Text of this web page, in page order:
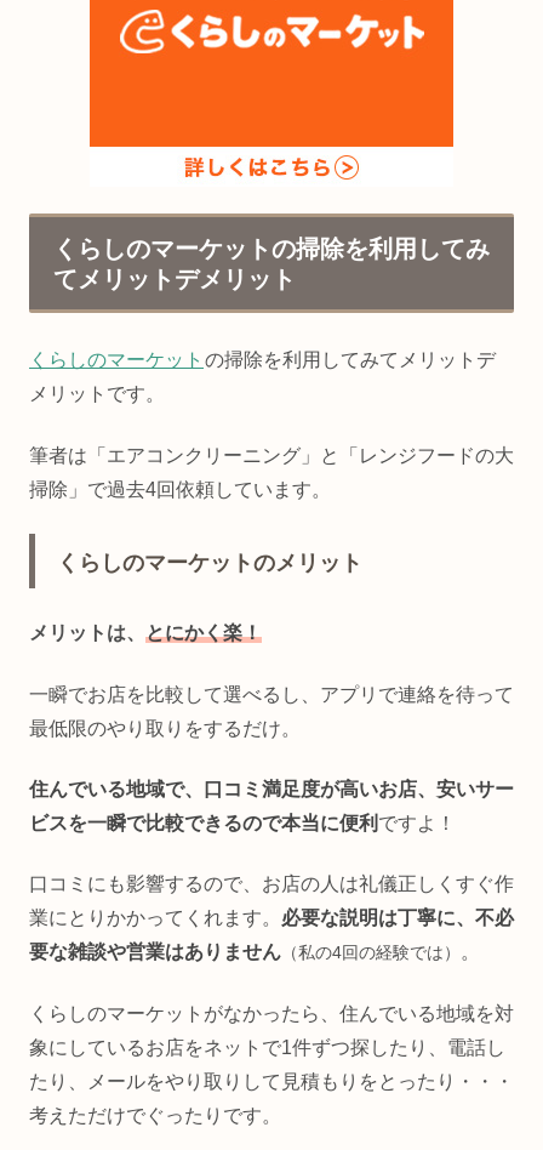
くらしのマーケットの掃除を利用してみ
てメリットデメリット
くらしのマーケット の掃除を利用してみてメリットデ
メリットです。
筆者は「エアコンクリーニング」と「レンジフードの大
掃除」で過去4回依頼しています。
くらしのマーケットのメリット
メリットは、 とにかく楽！
一瞬でお店を比較して選べるし、アプリで連絡を待って
最低限のやり取りをするだけ。
住んでいる地域で、口コミ満足度が高いお店、安いサー
ビスを一瞬で比較できるので本当に便利 ですよ！
口コミにも影響するので、お店の人は礼儀正しくすぐ作
業にとりかかってくれます。 必要な説明は丁寧に、不必
要な雑談や営業はありません （私の4回の経験では） 。
くらしのマーケットがなかったら、住んでいる地域を対
象にしているお店をネットで1件ずつ探したり、電話し
たり、メールをやり取りして見積もりをとったり・・・
考えただけでぐったりです。